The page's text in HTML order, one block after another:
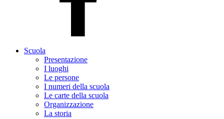
Scuola
Presentazione
I luoghi
Le persone
I numeri della scuola
Le carte della scuola
Organizzazione
La storia